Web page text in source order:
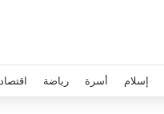
إسلام أسرة رياضة اقتصاد